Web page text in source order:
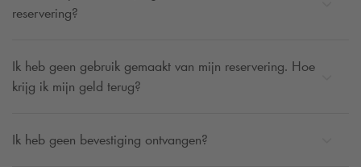
reservering?
Ik heb geen gebruik gemaakt van mijn reservering. Hoe
krijg ik mijn geld terug?
Ik heb geen bevestiging ontvangen?